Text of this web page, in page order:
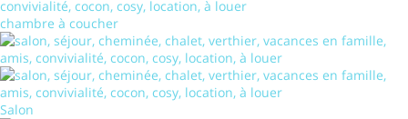
chambre à coucher
Salon